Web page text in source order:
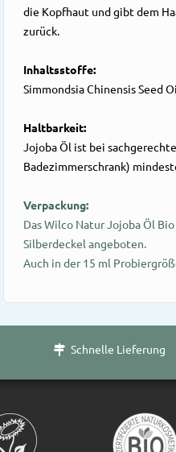
die Kopfhaut und gibt dem
zurück.
Inhaltsstoffe:
Simmondsia Chinensis Seed
Haltbarkeit:
Jojoba Öl ist bei
Badezimmerschrank)
Verpackung:
Das Wilco Natur Jojoba Öl
Silberdeckel angeboten.
Auch in der 15 ml
Schnelle Lieferung